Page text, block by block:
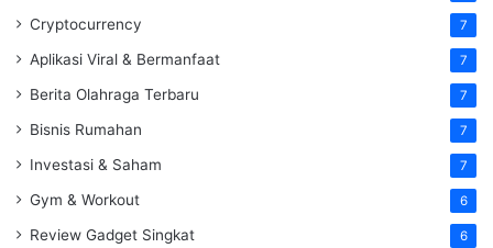
Cryptocurrency 7
Aplikasi Viral & Bermanfaat 7
Berita Olahraga Terbaru 7
Bisnis Rumahan 7
Investasi & Saham 7
Gym & Workout 6
Review Gadget Singkat 6